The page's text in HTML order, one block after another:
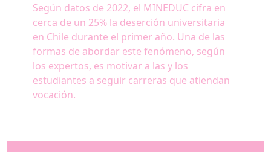
Según datos de 2022, el MINEDUC cifra en
cerca de un 25% la deserción universitaria
en Chile durante el primer año. Una de las
formas de abordar este fenómeno, según
los expertos, es motivar a las y los
estudiantes a seguir carreras que atiendan
vocación.